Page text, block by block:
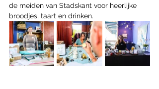
de meiden van Stadskant voor heerlijke
broodjes, taart en drinken.